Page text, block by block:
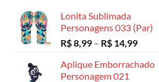
Lonita Sublimada
Personagens 033 (Par)
R$8,99 – R$ 14,99Faixa
preço:
Aplique Emborrachado
Personagem 021